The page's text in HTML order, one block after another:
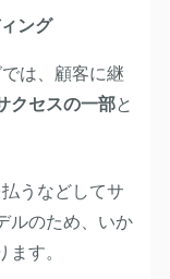
ング
は、顧客に継
クセスの一部と
うなどしてサ
ルのため、いか
す。